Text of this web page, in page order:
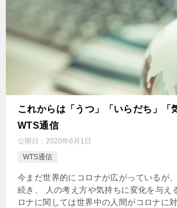
これからは「うつ」「いらだち」
WTS通信
公開日： 2020年6月1日
WTS通信
今まだ世界的にコロナが広がっているが
続き、 人の考え方や気持ちに変化を与え
ロナに関しては世界中の人間がコロナに